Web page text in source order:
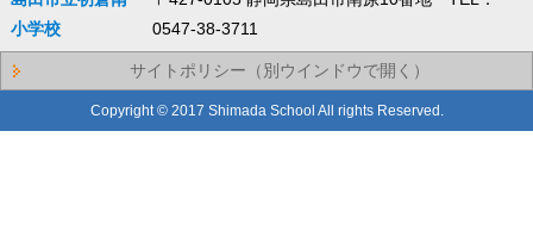
小学校
0547-38-3711
サイトポリシー（別ウインドウで開く）
Copyright © 2017 Shimada School All rights Reserved.